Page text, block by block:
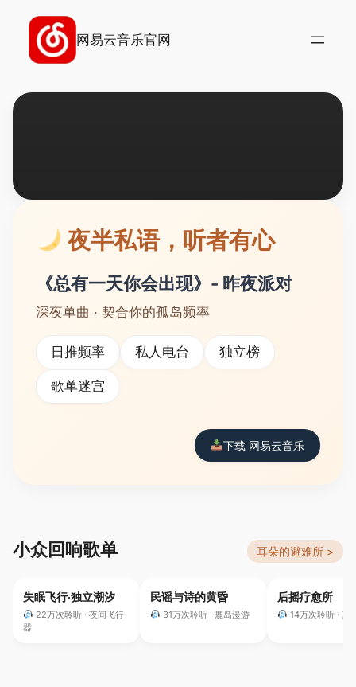
网易云音乐官网
独立音乐人扶持计划
听见未被人知的创作
夜半私语，听者有心
《总有一天你会出现》- 昨夜派对
深夜单曲 · 契合你的孤岛频率
日推频率 私人电台 独立榜
歌单迷宫
下载 网易云音乐
小众回响歌单 耳朵的避难所 >
失眠飞行·独立潮汐
22万次聆听 · 夜间飞行
器
民谣与诗的黄昏
31万次聆听 · 鹿岛漫游
后摇疗愈所
14万次聆听 · 真